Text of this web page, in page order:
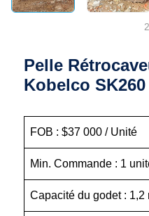
2
Pelle
Kobelco
FOB : $37 000 / Unité
Min. Commande : 1
Capacité du godet : 1,2